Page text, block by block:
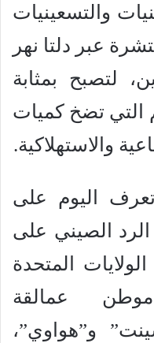
والتسعينيات
عبر دلتا نهر
لتصبح بمثابة
التي تضخ كميات
والاستهلاكية.
اليوم على
الرد الصيني على
المتحدة
موطن عمالقة
و”هواوي”،